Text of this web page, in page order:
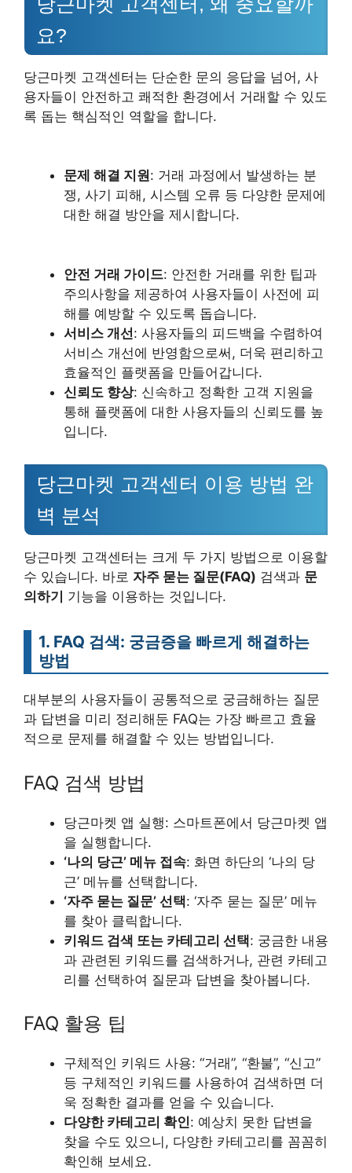
요?
당근마켓 고객센터는 단순한 문의 응답을 넘어, 사
용자들이 안전하고 쾌적한 환경에서 거래할 수 있도
록 돕는 핵심적인 역할을 합니다.
문제 해결 지원: 거래 과정에서 발생하는 분
쟁, 사기 피해, 시스템 오류 등 다양한 문제에
대한 해결 방안을 제시합니다.
안전 거래 가이드: 안전한 거래를 위한 팁과
주의사항을 제공하여 사용자들이 사전에 피
해를 예방할 수 있도록 돕습니다.
서비스 개선: 사용자들의 피드백을 수렴하여
서비스 개선에 반영함으로써, 더욱 편리하고
효율적인 플랫폼을 만들어갑니다.
신뢰도 향상: 신속하고 정확한 고객 지원을
통해 플랫폼에 대한 사용자들의 신뢰도를 높
입니다.
당근마켓 고객센터 이용 방법 완
벽 분석
당근마켓 고객센터는 크게 두 가지 방법으로 이용할
수 있습니다. 바로 자주 묻는 질문(FAQ) 검색과 문
의하기
기능을 이용하는 것입니다.
1. FAQ 검색: 궁금증을 빠르게 해결하는
방법
대부분의 사용자들이 공통적으로 궁금해하는 질문
과 답변을 미리 정리해둔 FAQ는 가장 빠르고 효율
적으로 문제를 해결할 수 있는 방법입니다.
FAQ 검색 방법
당근마켓 앱 실행: 스마트폰에서 당근마켓 앱
을 실행합니다.
‘나의 당근’ 메뉴 접속: 화면 하단의 ‘나의 당
근’ 메뉴를 선택합니다.
‘자주 묻는 질문’ 선택: ‘자주 묻는 질문’ 메뉴
를 찾아 클릭합니다.
키워드 검색 또는 카테고리 선택: 궁금한 내용
과 관련된 키워드를 검색하거나, 관련 카테고
리를 선택하여 질문과 답변을 찾아봅니다.
FAQ 활용 팁
구체적인 키워드 사용: “거래”, “환불”, “신고”
등 구체적인 키워드를 사용하여 검색하면 더
욱 정확한 결과를 얻을 수 있습니다.
다양한 카테고리 확인: 예상치 못한 답변을
찾을 수도 있으니, 다양한 카테고리를 꼼꼼히
확인해 보세요.